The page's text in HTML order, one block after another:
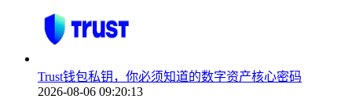
Trust钱包私钥，你必须知道的数字资产核心密码
2026-08-06 09:20:13